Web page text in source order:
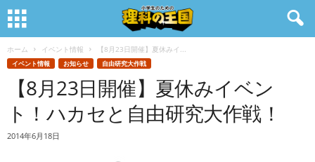
ホーム イベント情報 【8月23日開催】夏休みイ...
イベント情報 お知らせ 自由研究大作戦
【8月23日開催】夏休みイベン
ト！ハカセと自由研究大作戦！
2014年6月18日